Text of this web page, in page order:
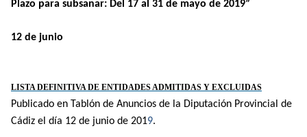
Plazo para subsanar: Del 17 al 31 de mayo de 2019”
12 de junio
LISTA DEFINITIVA DE ENTIDADES ADMITIDAS Y EXCLUIDAS
Publicado en Tablón de Anuncios de la Diputación Provincial de
Cádiz el día 12 de junio de 2019.